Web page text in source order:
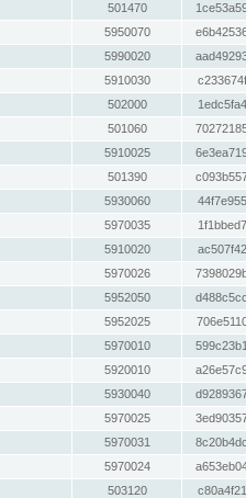
501470
5950070
5990020
5910030
502000
501060
5910025
501390
5930060
5970035
5910020
5970026
5952050
5952025
5970010
5920010
5930040
5970025
5970031
5970024
503120